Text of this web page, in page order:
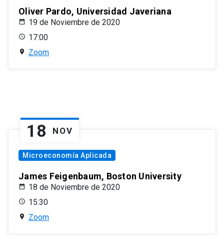
Oliver Pardo, Universidad Javeriana
19 de Noviembre de 2020
17:00
Zoom
18 NOV
Microeconomía Aplicada
James Feigenbaum, Boston University
18 de Noviembre de 2020
15:30
Zoom